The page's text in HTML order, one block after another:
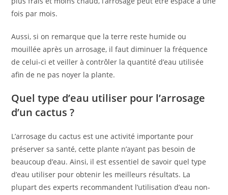
fois par mois.
Aussi, si on remarque que la terre reste humide ou
mouillée après un arrosage, il faut diminuer la fréquence
de celui-ci et veiller à contrôler la quantité d’eau utilisée
afin de ne pas noyer la plante.
Quel type d’eau utiliser pour l’arrosage
d’un cactus ?
L’arrosage du cactus est une activité importante pour
préserver sa santé, cette plante n’ayant pas besoin de
beaucoup d’eau. Ainsi, il est essentiel de savoir quel type
d’eau utiliser pour obtenir les meilleurs résultats. La
plupart des experts recommandent l’utilisation d’eau non-